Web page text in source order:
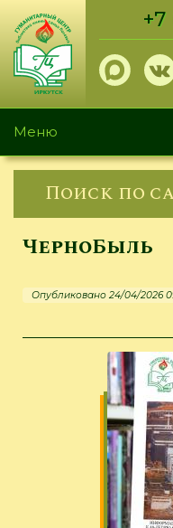
Перейти
основному
содержанию
+7
Меню
Поиск по
ЧерноБыль
Опубликовано 24/04/2026